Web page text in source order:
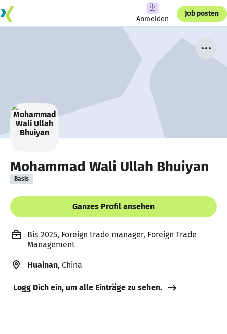
Anmelden
Job posten
Mohammad Wali Ullah Bhuiyan
Basis
Ganzes Profil ansehen
Bis 2025, Foreign trade manager, Foreign Trade
Management
Huainan, China
Logg Dich ein, um alle Einträge zu sehen.